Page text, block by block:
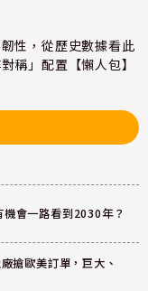
性，從歷史數據看此
稱」配置【懶人包】
會一路看到2030年？
搶歐美訂單，巨大、